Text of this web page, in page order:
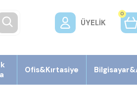
ÜYELIK
0
Ofis&Kırtasiye